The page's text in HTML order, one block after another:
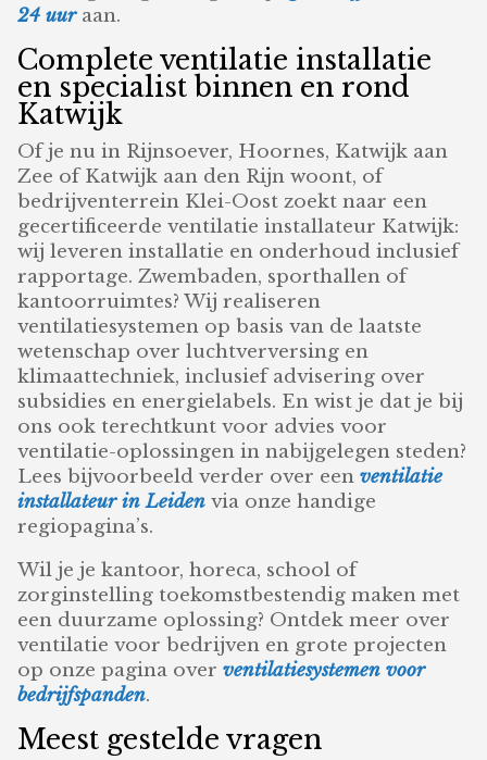
24 uuraan.
Complete ventilatie installatie
en specialist binnen en rond
Katwijk
Of je nu in Rijnsoever, Hoornes, Katwijk aan
Zee of Katwijk aan den Rijn woont, of
bedrijventerrein Klei-Oost zoekt naar een
gecertificeerde ventilatie installateur Katwijk:
wij leveren installatie en onderhoud inclusief
rapportage. Zwembaden, sporthallen of
kantoorruimtes? Wij realiseren
ventilatiesystemen op basis van de laatste
wetenschap over luchtverversing en
klimaattechniek, inclusief advisering over
subsidies en energielabels. En wist je dat je bij
ons ook terechtkunt voor advies voor
ventilatie-oplossingen in nabijgelegen steden?
Lees bijvoorbeeld verder over eenventilatie
installateur in Leiden via onze handige
regiopagina’s.
Wil je je kantoor, horeca, school of
zorginstelling toekomstbestendig maken met
een duurzame oplossing? Ontdek meer over
ventilatie voor bedrijven en grote projecten
op onze pagina overventilatiesystemen voor
bedrijfspanden.
Meest gestelde vragen